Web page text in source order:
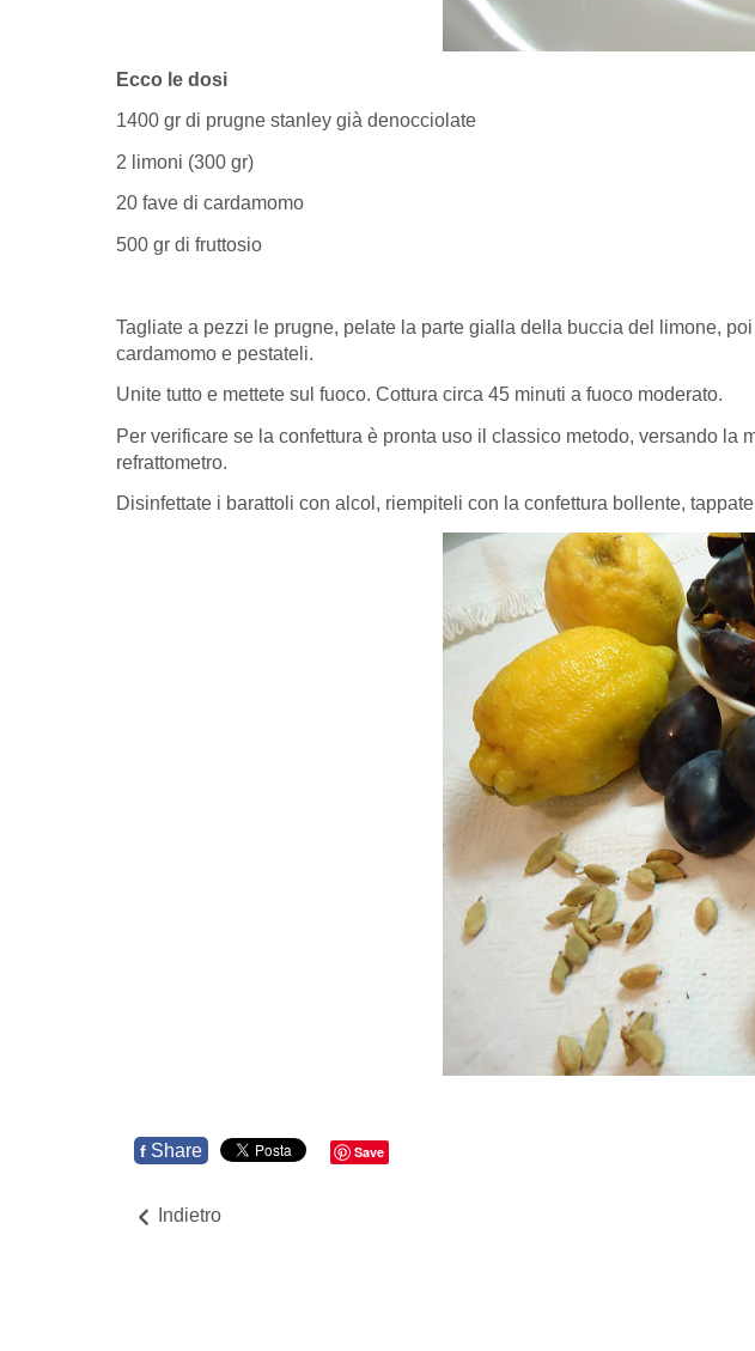
Ecco le dosi
1400 gr di prugne stanley già denocciolate
2 limoni (300 gr)
20 fave di cardamomo
500 gr di fruttosio
Tagliate a pezzi le prugne, pelate la parte gialla della buccia del limone,
cardamomo e pestateli.
Unite tutto e mettete sul fuoco. Cottura circa 45 minuti a fuoco moderato.
Per verificare se la confettura è pronta uso il classico metodo, versando
refrattometro.
Disinfettate i barattoli con alcol, riempiteli con la confettura bollente,
f Share Save
Indietro